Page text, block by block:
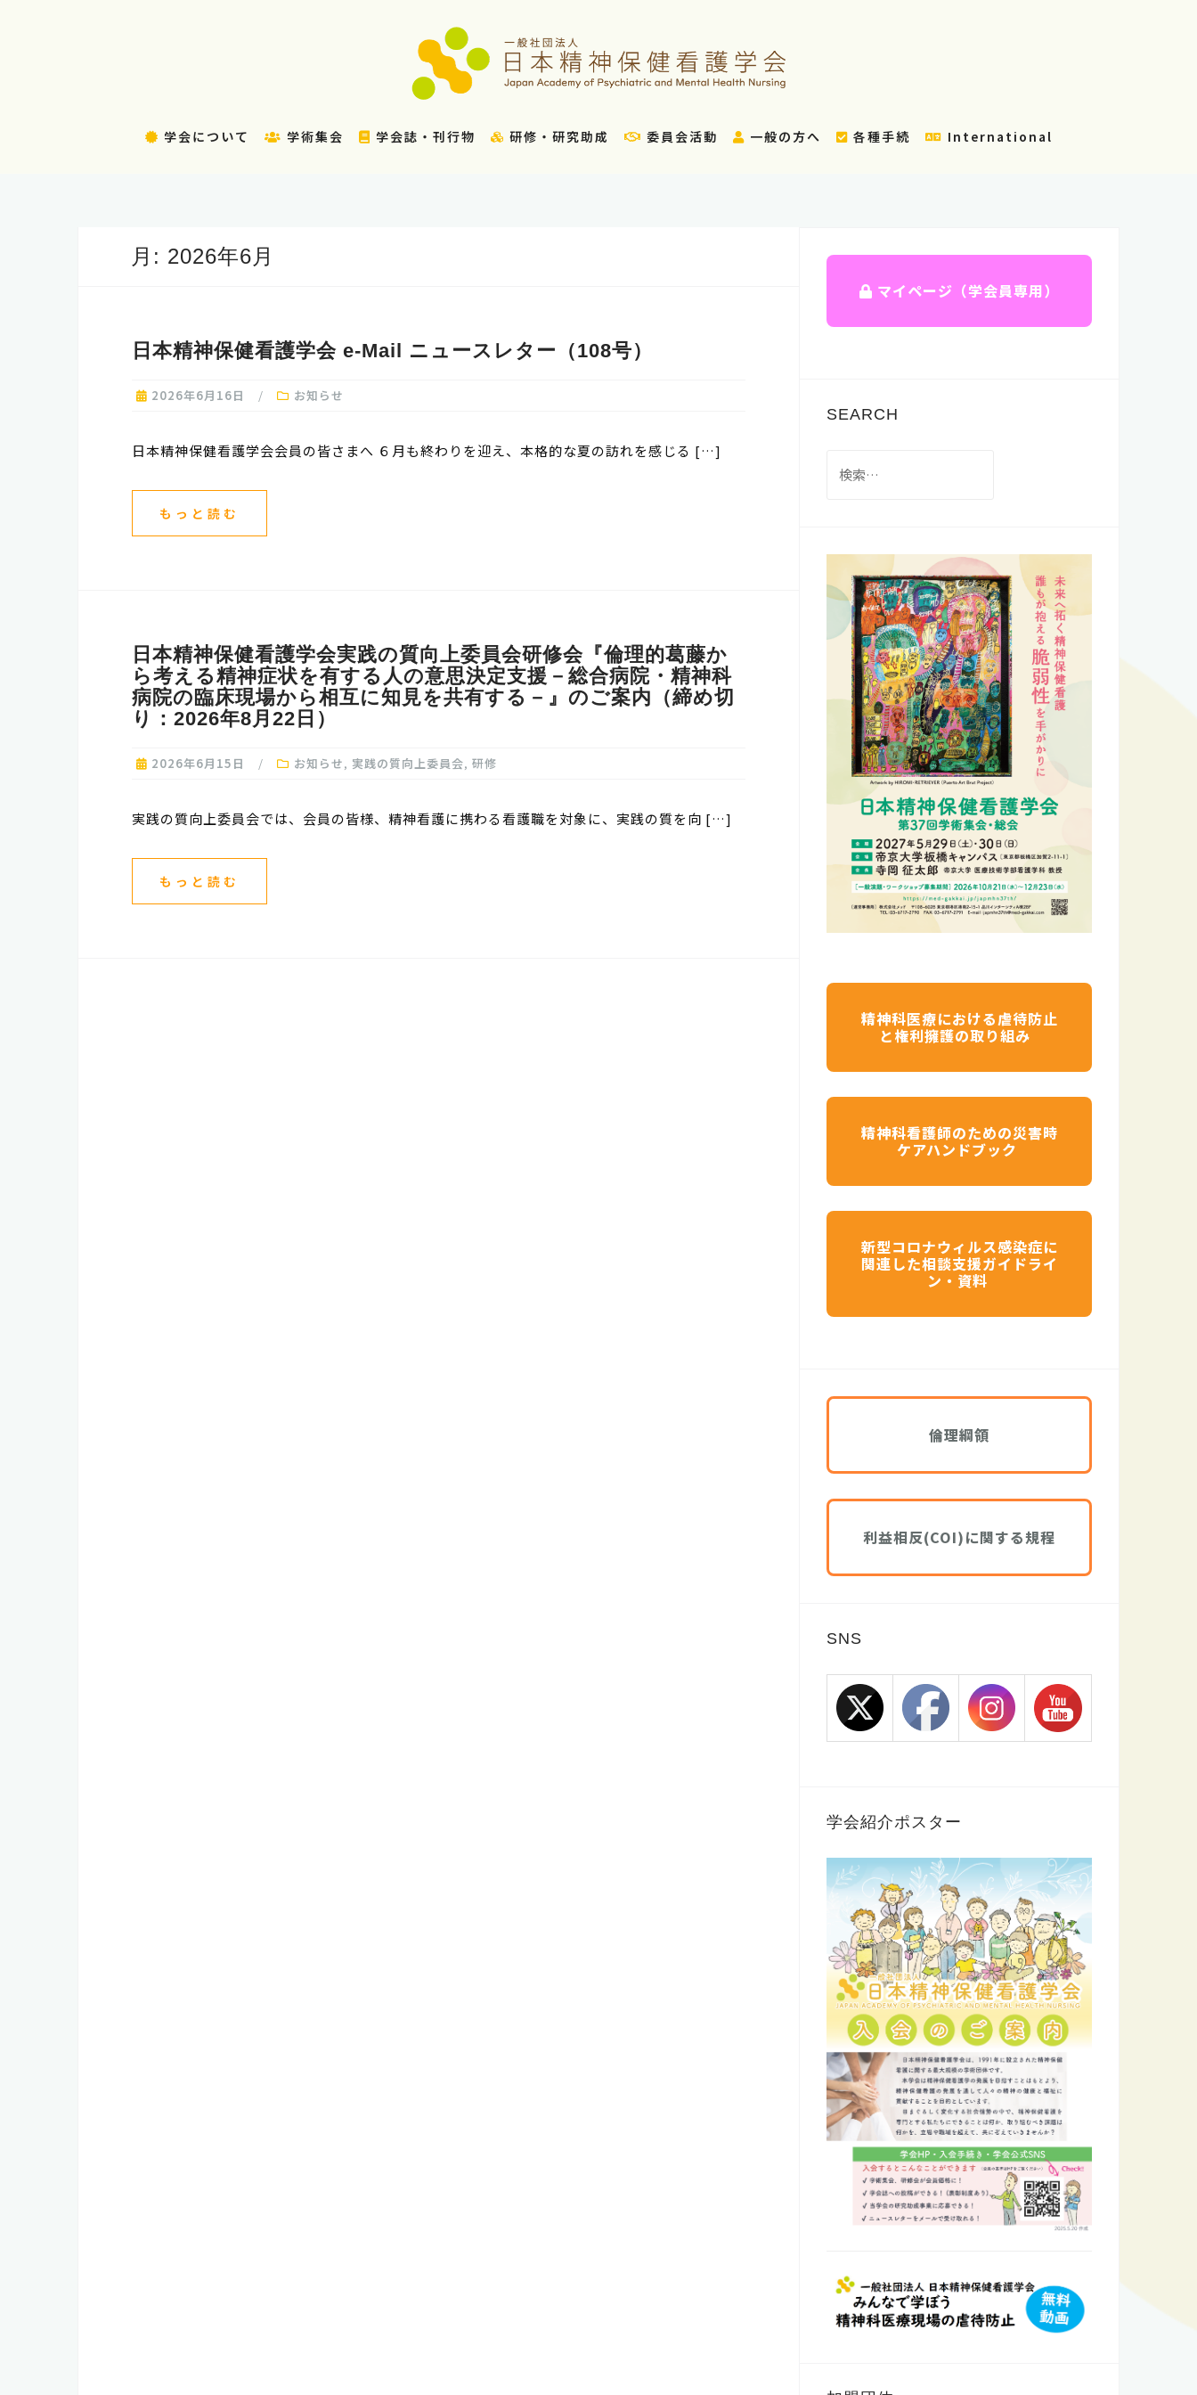
学会について 学術集会 学会誌・刊行物 研修・研究助成 委員会活動 一般の方へ 各種手続 International
月: 2026年6月
日本精神保健看護学会 e-Mail ニュースレター（108号）
2026年6月16日 お知らせ
日本精神保健看護学会会員の皆さまへ ６月も終わりを迎え、本格的な夏の訪れを感じる […]
もっと読む
日本精神保健看護学会実践の質向上委員会研修会『倫理的葛藤か
ら考える精神症状を有する人の意思決定支援－総合病院・精神科
病院の臨床現場から相互に知見を共有する－』のご案内（締め切
り：2026年8月22日）
2026年6月15日 お知らせ, 実践の質向上委員会, 研修
実践の質向上委員会では、会員の皆様、精神看護に携わる看護職を対象に、実践の質を向 […]
もっと読む
マイページ（学会員専用）
SEARCH
索:
精神科医療における虐待防止
と権利擁護の取り組み
精神科看護師のための災害時
ケアハンドブック
新型コロナウィルス感染症に
関連した相談支援ガイドライ
ン・資料
倫理綱領
利益相反(COI)に関する規程
SNS
学会紹介ポスター